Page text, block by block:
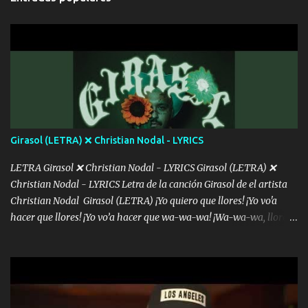
intentas rimar Pobre payaso que usa a todo el mundo pa' conectar
con la gente Dices "Latino Gang" pero pisas a to'a tu gente Pa’ dar
menos se prudente Hoy me sabe a mierda, traigo un Balvin en los
dientes Por falta de empatía le toca ser resiliente ¿Acaso eres
consciente de los followers que mueves? Parcerito, abre los ojos y
ve el poder que tienes Otro chiste malo son los nombres de tus
álbum's "José, vibras colores con la energía del diablo " ¿Si ...
Girasol (LETRA) ❌ Christian Nodal - LYRICS
LETRA Girasol ❌ Christian Nodal - LYRICS Girasol (LETRA) ❌
Christian Nodal - LYRICS Letra de la canción Girasol de el artista
Christian Nodal Girasol (LETRA) ¡Yo quiero que llores! ¡Yo vo'a
hacer que llores! ¡Yo vo’a hacer que wa-wa-wa! ¡Wa-wa-wa, llores!
intentas rimar Pobre payaso que usa a todo el mundo pa' conectar
con la gente Dices "Latino Gang" pero pisas a to'a tu gente Pa’ dar